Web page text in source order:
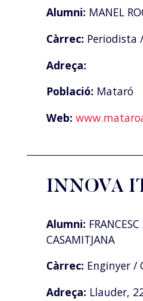
Alumni: MANEL
Càrrec: Periodista
Adreça:
Població: Mataró
Web:
INNOVA
Alumni:
CASAMITJANA
Càrrec: Enginyer /
Adreça: Llauder,